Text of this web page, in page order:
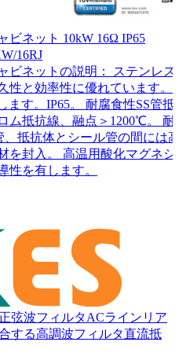
ビネット 10kW 16Ω IP65
16RJ
ビネットの説明： ステンレス
性と効率性に優れています。
ます。IP65。 耐腐食性SS管抵
ム抵抗線、融点＞1200℃。 耐
、抵抗体とシール管の間には
を封入。 高温用酸化マグネシ
性を有します。
弦波フィルタACラインリア
する高調波フィルタ直流抵